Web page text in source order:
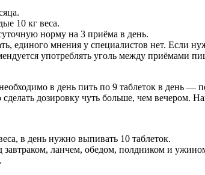
10 кг веса.
норму на 3 приёма в день.
единого мнения у специалистов нет. Если
употреблять уголь между приёмами
в день пить по 9 таблеток в день —
сделать дозировку чуть больше, чем
в день нужно выпивать 10 таблеток.
завтраком, ланчем, обедом, полдником и